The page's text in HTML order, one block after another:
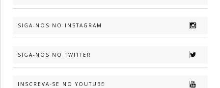
SIGA-NOS NO INSTAGRAM
SIGA-NOS NO TWITTER
INSCREVA-SE NO YOUTUBE